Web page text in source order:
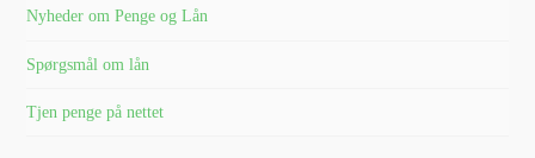
Nyheder om Penge og Lån
Spørgsmål om lån
Tjen penge på nettet